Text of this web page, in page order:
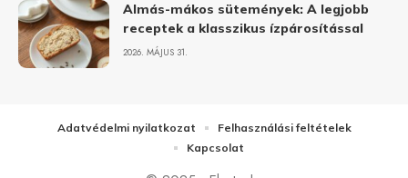
Almás-mákos sütemények: A legjobb
receptek a klasszikus ízpárosítással
2026. MÁJUS 31.
Adatvédelmi nyilatkozat
Felhasználási feltételek
Kapcsolat